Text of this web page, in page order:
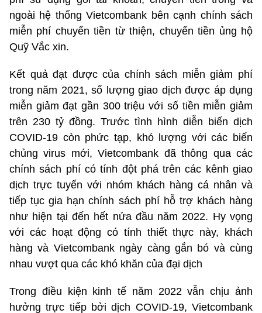
ngoài hệ thống Vietcombank bên cạnh chính sách
miễn phí chuyển tiền từ thiện, chuyển tiền ủng hộ
Quỹ Vắc xin.
Kết quả đạt được của chính sách miễn giảm phí
trong năm 2021, số lượng giao dịch được áp dụng
miễn giảm đạt gần 300 triệu với số tiền miễn giảm
trên 230 tỷ đồng. Trước tình hình diễn biến dịch
COVID-19 còn phức tạp, khó lượng với các biến
chủng virus mới, Vietcombank đã thông qua các
chính sách phí có tính đột phá trên các kênh giao
dịch trực tuyến với nhóm khách hàng cá nhân và
tiếp tục gia hạn chính sách phí hỗ trợ khách hàng
như hiện tại đến hết nửa đầu năm 2022. Hy vọng
với các hoạt động có tính thiết thực này, khách
hàng và Vietcombank ngày càng gắn bó và cùng
nhau vượt qua các khó khăn của đại dịch
Trong điều kiện kinh tế năm 2022 vẫn chịu ảnh
hưởng trực tiếp bởi dịch COVID-19, Vietcombank